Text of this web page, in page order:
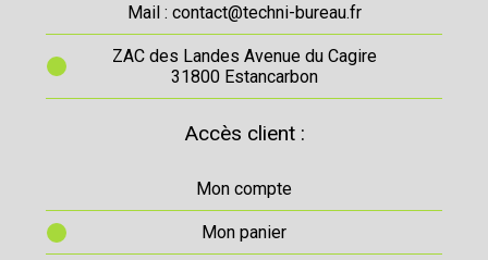
Mail : contact@techni-bureau.fr
ZAC des Landes Avenue du Cagire
31800 Estancarbon
Accès client :
Mon compte
Mon panier